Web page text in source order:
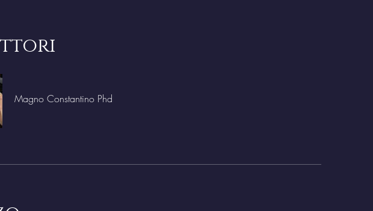
Magno Constantino Phd